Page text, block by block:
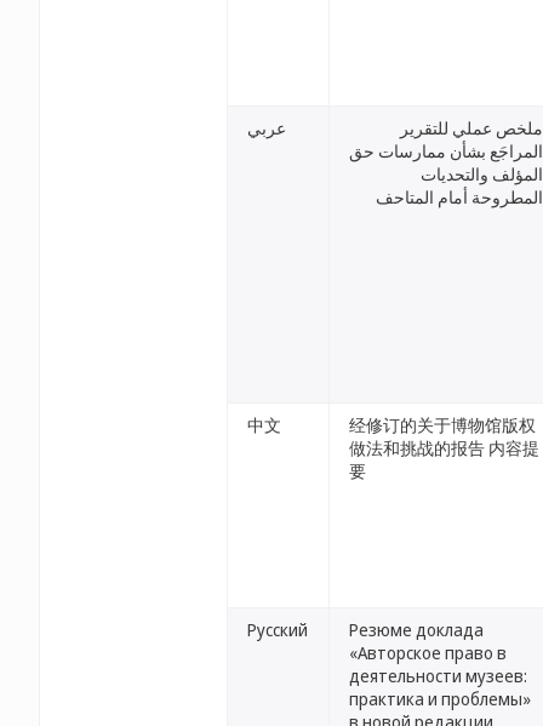
عربي
ملخص عملي للتقرير
المراجَع بشأن ممارسات حق
المؤلف والتحديات
المطروحة أمام المتاحف
中文
经修订的关于博物馆版权
做法和挑战的报告 内容提
要
Русский
Резюме доклада
«Авторское право в
деятельности музеев:
практика и проблемы»